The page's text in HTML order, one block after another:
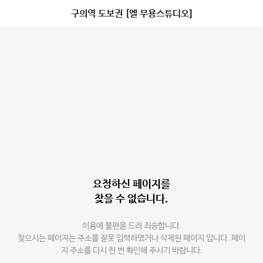
구의역 도보권 [엘 무용스튜디오]
요청하신 페이지를
찾을 수 없습니다.
이용에 불편을 드려 죄송합니다.
찾으시는 페이지는 주소를 잘못 입력하였거나 삭제된 페이지 입니다. 페이
지 주소를 다시 한 번 확인해 주시기 바랍니다.